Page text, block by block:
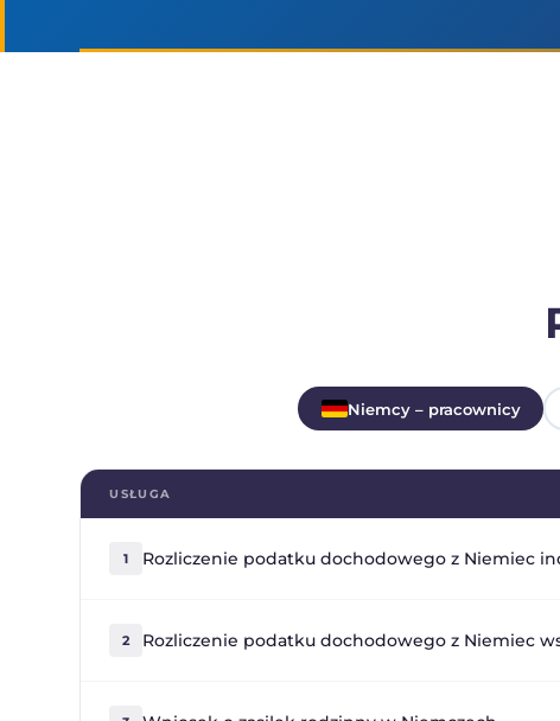
Niemcy – pracownicy
USŁUGA
1 Rozliczenie podatku dochodowego z Niemiec
2 Rozliczenie podatku dochodowego z Niemiec